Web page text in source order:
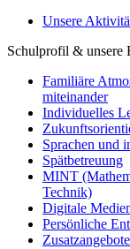
Unsere
Schulprofil & unsere
Familiäre
miteinander
Individuelles
Sprachen und
Spätbetreuung
MINT
Technik)
Digitale
Persönliche
Zusatzangebote